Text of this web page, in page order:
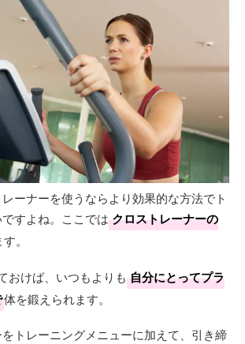
ーナーを使うならより効果的な方法でト
すよね。ここでは クロストレーナーの
。
おけば、いつもよりも 自分にとってプラ
体を鍛えられます。
トレーニングメニューに加えて、引き締